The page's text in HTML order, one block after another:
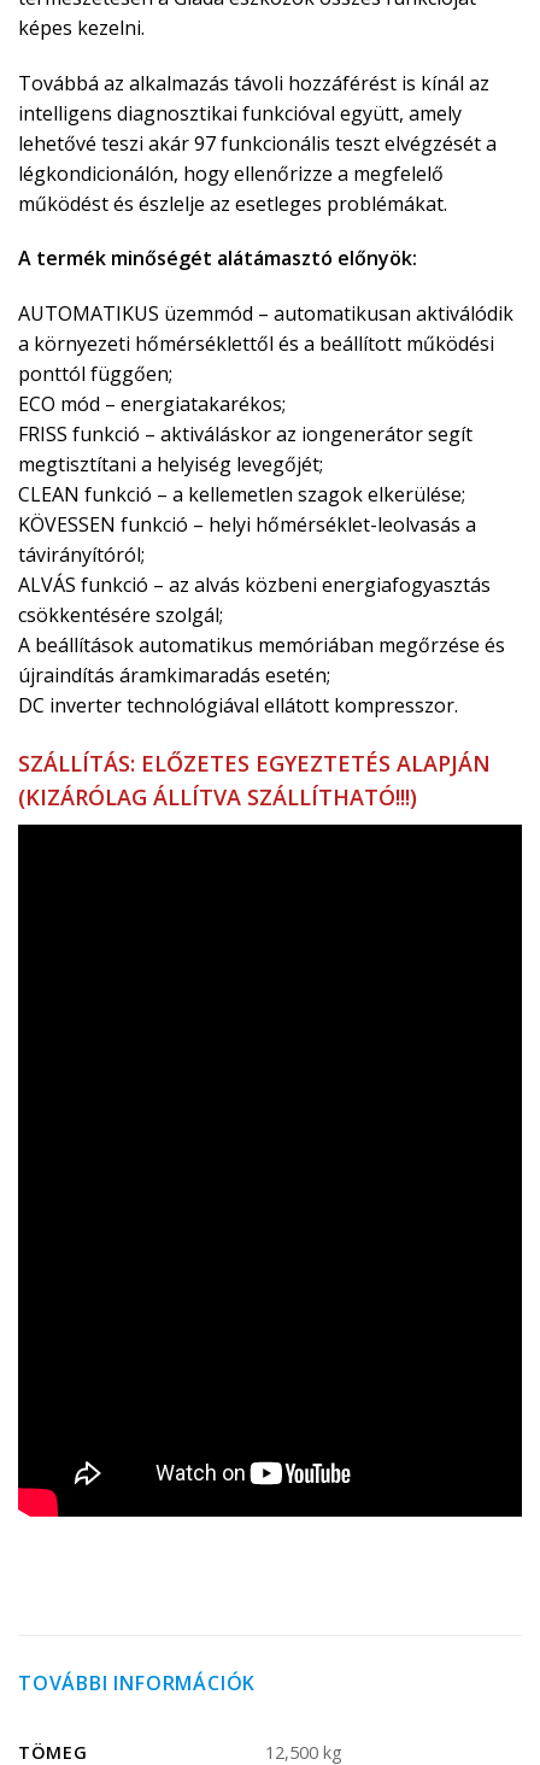
képes kezelni.
Továbbá az alkalmazás távoli hozzáférést is kínál az
intelligens diagnosztikai funkcióval együtt, amely
lehetővé teszi akár 97 funkcionális teszt elvégzését a
légkondicionálón, hogy ellenőrizze a megfelelő
működést és észlelje az esetleges problémákat.
A termék minőségét alátámasztó előnyök:
AUTOMATIKUS üzemmód – automatikusan aktiválódik
a környezeti hőmérséklettől és a beállított működési
ponttól függően;
ECO mód – energiatakarékos;
FRISS funkció – aktiváláskor az iongenerátor segít
megtisztítani a helyiség levegőjét;
CLEAN funkció – a kellemetlen szagok elkerülése;
KÖVESSEN funkció – helyi hőmérséklet-leolvasás a
távirányítóról;
ALVÁS funkció – az alvás közbeni energiafogyasztás
csökkentésére szolgál;
A beállítások automatikus memóriában megőrzése és
újraindítás áramkimaradás esetén;
DC inverter technológiával ellátott kompresszor.
SZÁLLÍTÁS: ELŐZETES EGYEZTETÉS ALAPJÁN
(KIZÁRÓLAG ÁLLÍTVA SZÁLLÍTHATÓ!!!)
TOVÁBBI INFORMÁCIÓK
TÖMEG 12,500 kg